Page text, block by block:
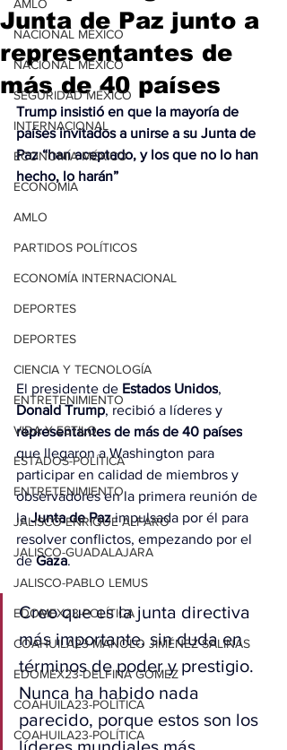
AMLO
NACIONAL MÉXICO
NACIONAL MÉXICO
SEGURIDAD MÉXICO
INTERNACIONAL
ECONOMÍA MÉXICO
ECONOMÍA
AMLO
PARTIDOS POLÍTICOS
ECONOMÍA INTERNACIONAL
DEPORTES
DEPORTES
CIENCIA Y TECNOLOGÍA
ENTRETENIMIENTO
VIDA Y ESTILO
ESTADOS-POLÍTICA
ENTRETENIMIENTO
JALISCO-ENRIQUE ALFARO
JALISCO-GUADALAJARA
JALISCO-PABLO LEMUS
EDOMEX23-POLÍTICA
COAHUILA23-MANOLO JIMÉNEZ SALINAS
EDOMEX23-DELFINA GÓMEZ
COAHUILA23-POLÍTICA
COAHUILA23-POLÍTICA
Junta de Paz junto a
representantes de
más de 40 países
Trump insistió en que la mayoría de
países invitados a unirse a su Junta de
Paz “han aceptado, y los que no lo han
hecho, lo harán”
El presidente de Estados Unidos,
Donald Trump, recibió a líderes y
representantes de más de 40 países
que llegaron a Washington para
participar en calidad de miembros y
observadores en la primera reunión de
la Junta de Paz impulsada por él para
resolver conflictos, empezando por el
de Gaza.
Creo que es la junta directiva
más importante, sin duda en
términos de poder y prestigio.
Nunca ha habido nada
parecido, porque estos son los